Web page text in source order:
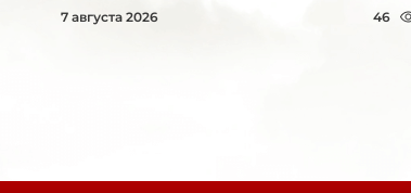
7 августа 2026 46